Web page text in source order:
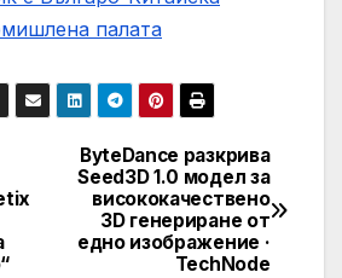
палaта
ByteDance разкрива
Seed3D 1.0 модел за
висококачествено
3D генериране от
едно изображение ·
TechNode